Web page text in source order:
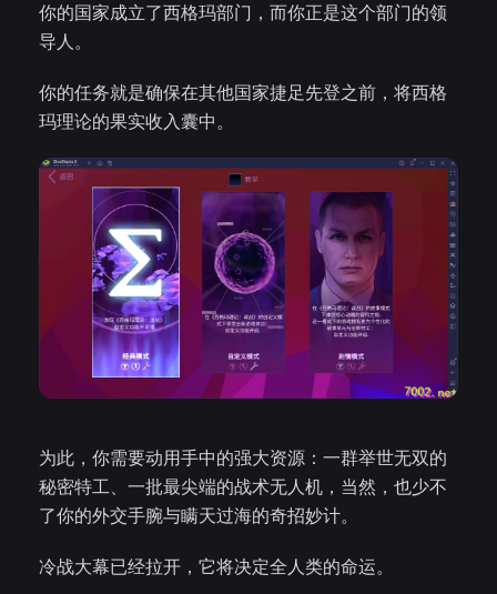
你的国家成立了西格玛部门，而你正是这个部门的领
导人。
你的任务就是确保在其他国家捷足先登之前，将西格
玛理论的果实收入囊中。
为此，你需要动用手中的强大资源：一群举世无双的
秘密特工、一批最尖端的战术无人机，当然，也少不
了你的外交手腕与瞒天过海的奇招妙计。
冷战大幕已经拉开，它将决定全人类的命运。